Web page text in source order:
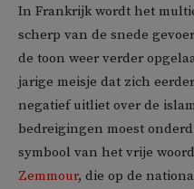
In Frankrijk wordt het
scherp van de snede
de toon weer verder
jarige meisje dat zich
negatief uitliet over de
bedreigingen moest
symbool van het vrije
Zemmour, die op de